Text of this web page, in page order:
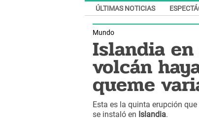
ÚLTIMAS NOTICIAS
Mundo
Islandia
volcán
queme
Esta es la quinta erupción
se instaló en Islandia.